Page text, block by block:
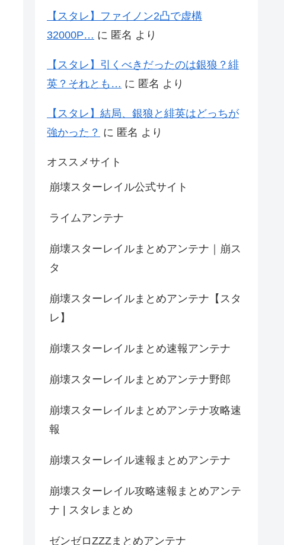
【スタレ】ファイノン2凸で虚構
32000P… に 匿名 より
【スタレ】引くべきだったのは銀狼？緋
英？それとも… に 匿名 より
【スタレ】結局、銀狼と緋英はどっちが
強かった？ に 匿名 より
オススメサイト
崩壊スターレイル公式サイト
ライムアンテナ
崩壊スターレイルまとめアンテナ｜崩ス
タ
崩壊スターレイルまとめアンテナ【スタ
レ】
崩壊スターレイルまとめ速報アンテナ
崩壊スターレイルまとめアンテナ野郎
崩壊スターレイルまとめアンテナ攻略速
報
崩壊スターレイル速報まとめアンテナ
崩壊スターレイル攻略速報まとめアンテ
ナ | スタレまとめ
ゼンゼロZZZまとめアンテナ